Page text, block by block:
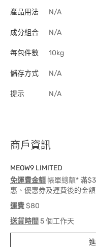
產品用法 N/A
成分組合 N/A
每包件數 10kg
儲存方式 N/A
提示 N/A
商戶資訊
MEOW9 LIMITED
免運費金額 帳單總額* 滿
惠、優惠券及運費後的金額
運費$80
送貨時間 5 個工作天